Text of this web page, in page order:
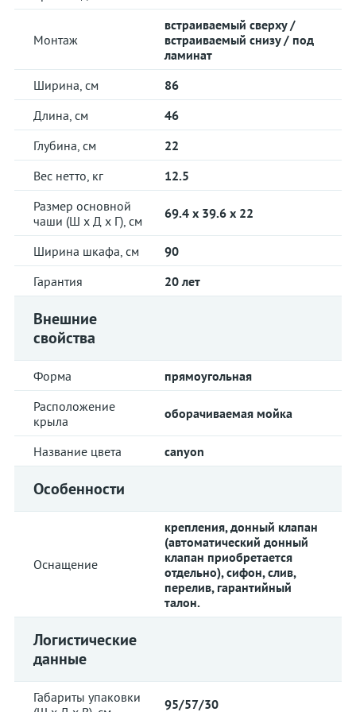
Монтаж
встраиваемый сверху /
встраиваемый снизу / под
ламинат
Ширина, см
86
Длина, см
46
Глубина, см
22
Вес нетто, кг
12.5
Размер основной
чаши (Ш х Д х Г), см
69.4 x 39.6 x 22
Ширина шкафа, см
90
Гарантия
20 лет
Внешние
свойства
Форма
прямоугольная
Расположение
крыла
оборачиваемая мойка
Название цвета canyon
Особенности
Оснащение
крепления, донный клапан
(автоматический донный
клапан приобретается
отдельно), сифон, слив,
перелив, гарантийный
талон.
Логистические
данные
Габариты упаковки
95/57/30